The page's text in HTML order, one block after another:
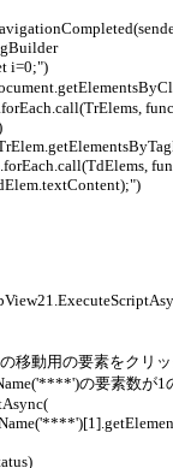
i=0;")
用の要素をクリッ
の要素数が1の